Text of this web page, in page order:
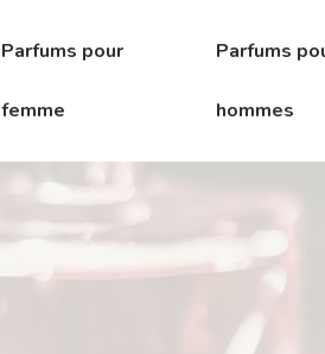
Parfums pour
femme
Parfums
hommes